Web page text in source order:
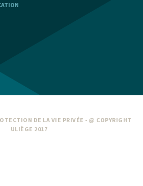
DE LA VIE PRIVÉE - @ COPYRIGHT
ULIÈGE 2017